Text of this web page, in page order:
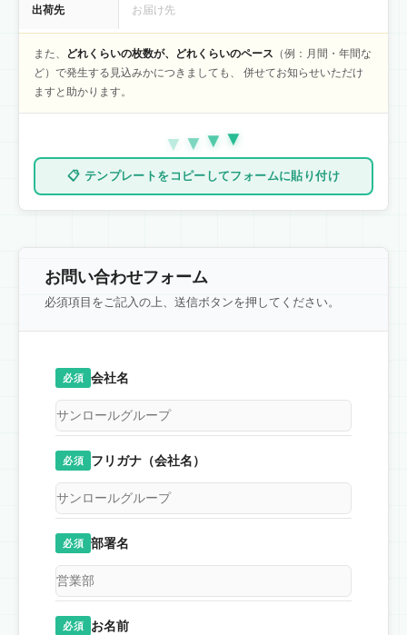
出荷先 お届け先
また、 どれくらいの枚数が、どれくらいのペース （例：月間・年間な
ど）で発生する見込みかにつきましても、 併せてお知らせいただけ
ますと助かります。
▼ ▼ ▼ ▼
📋 テンプレートをコピーしてフォームに貼り付け
お問い合わせフォーム
必須項目をご記入の上、送信ボタンを押してください。
必須 会社名
必須 フリガナ（会社名）
必須 部署名
必須 お名前